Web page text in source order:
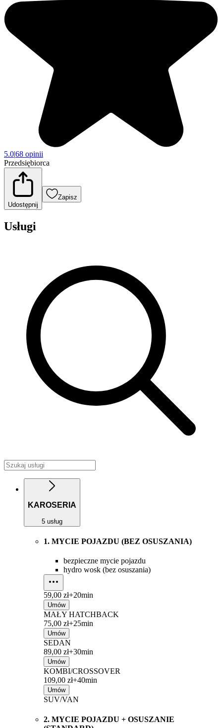
5.0|68 opinii
Przedsiębiorca
Udostępnij
Zapisz
Usługi
KAROSERIA
5 usług
1. MYCIE POJAZDU (BEZ OSUSZANIA)
bezpieczne mycie pojazdu
hydro wosk (bez osuszania)
59,00 zł+20min
Umów
MAŁY HATCHBACK
75,00 zł+25min
Umów
SEDAN
89,00 zł+30min
Umów
KOMBI/CROSSOVER
109,00 zł+40min
Umów
SUV/VAN
2. MYCIE POJAZDU + OSUSZANIE